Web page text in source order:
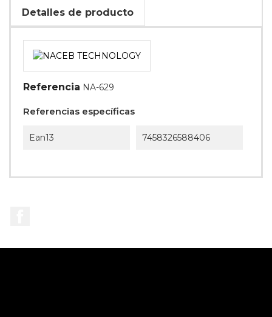
Detalles de producto
Referencia NA-629
Referencias específicas
Ean13 7458326588406